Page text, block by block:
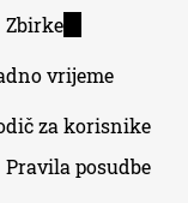
Zbirke(link
external)
vrijeme
za korisnike
Pravila posudbe